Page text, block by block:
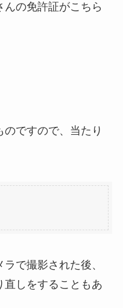
の免許証がこちら
ですので、当たり
で撮影された後、
直しをすることもあ